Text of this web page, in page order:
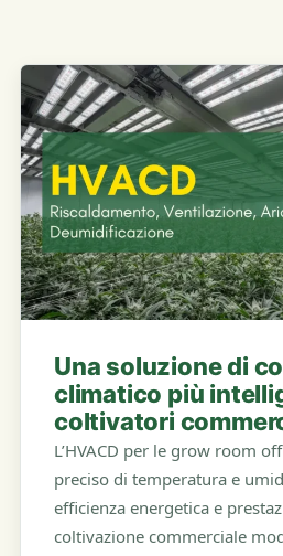
Una soluzione di
climatico più
coltivatori
L’HVACD per le grow room
preciso di temperatura e
efficienza energetica e
coltivazione commerciale